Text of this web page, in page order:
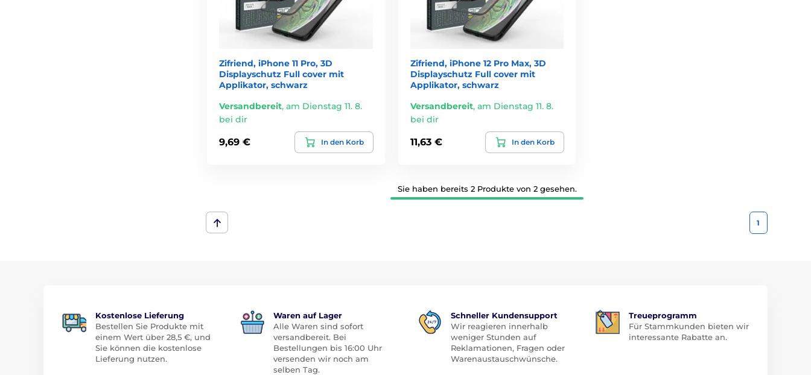
Zifriend, iPhone 11 Pro, 3D
Displayschutz Full cover mit
Applikator, schwarz
Versandbereit, am Dienstag 11. 8.
bei dir
9,69 € In den Korb
Zifriend, iPhone 12 Pro Max, 3D
Displayschutz Full cover mit
Applikator, schwarz
Versandbereit, am Dienstag 11. 8.
bei dir
11,63 € In den Korb
Sie haben bereits 2 Produkte von 2 gesehen.
1
Kostenlose Lieferung
Bestellen Sie Produkte mit
einem Wert über 28,5 €, und
Sie können die kostenlose
Lieferung nutzen.
Waren auf Lager
Alle Waren sind sofort
versandbereit. Bei
Bestellungen bis 16:00 Uhr
versenden wir noch am
selben Tag.
Schneller Kundensupport
Wir reagieren innerhalb
weniger Stunden auf
Reklamationen, Fragen oder
Warenaustauschwünsche.
Treueprogramm
Für Stammkunden bieten wir
interessante Rabatte an.